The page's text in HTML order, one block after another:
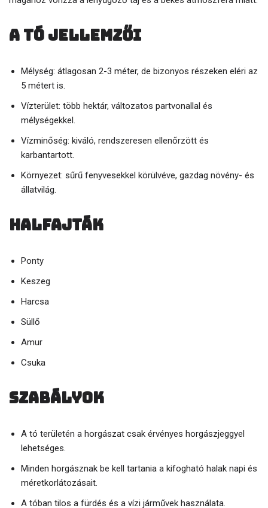
A tó jellemzői
Mélység: átlagosan 2-3 méter, de bizonyos részeken eléri az
5 métert is.
Vízterület: több hektár, változatos partvonallal és
mélységekkel.
Vízminőség: kiváló, rendszeresen ellenőrzött és
karbantartott.
Környezet: sűrű fenyvesekkel körülvéve, gazdag növény- és
állatvilág.
Halfajták
Ponty
Keszeg
Harcsa
Süllő
Amur
Csuka
Szabályok
A tó területén a horgászat csak érvényes horgászjeggyel
lehetséges.
Minden horgásznak be kell tartania a kifogható halak napi és
méretkorlátozásait.
A tóban tilos a fürdés és a vízi járművek használata.